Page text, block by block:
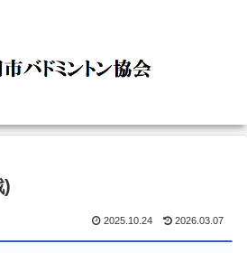
)
2025.10.24 2026.03.07